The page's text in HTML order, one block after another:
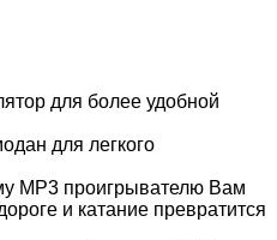
для более удобной
для легкого
MP3 проигрывателю Вам
и катание превратится